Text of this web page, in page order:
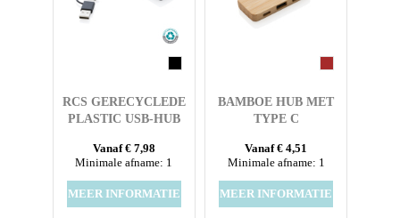
RCS GERECYCLEDE
PLASTIC USB-HUB
Vanaf € 7,98
Minimale afname: 1
MEER INFORMATIE
BAMBOE HUB MET
TYPE C
Vanaf € 4,51
Minimale afname: 1
MEER INFORMATIE